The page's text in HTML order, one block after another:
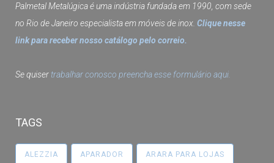
Palmetal Metalúgica é uma indústria fundada em 1990, com sede
no Rio de Janeiro especialista em móveis de inox. Clique nesse
link para receber nosso catálogo pelo correio.
Se quisertrabalhar conosco preencha esse formulário aqui.
TAGS
ALEZZIA APARADOR ARARA PARA LOJAS